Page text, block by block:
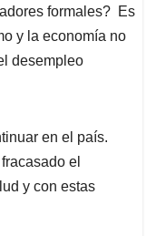
formales? Es
y la economía no
desempleo
en el país.
el
y con estas